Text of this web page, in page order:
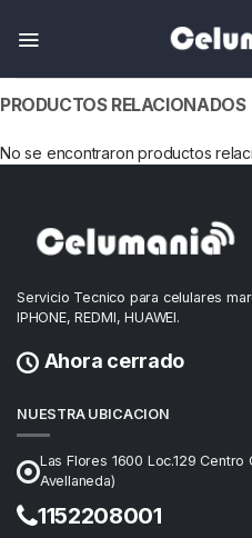
PRODUCTOS RELACIONADOS
No se encontraron productos
Servicio Tecnico para celulares
IPHONE, REDMI, HUAWEI.
Ahora cerrado
NUESTRA UBICACION
Las Flores 1600 Loc.129
Avellaneda)
1152208001